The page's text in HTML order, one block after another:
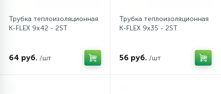
Улитки помп
Шкивы барабана
Трубка теплоизоляционная
K-FLEX 9x42 - 2ST
64 руб. /шт
Трубка теплоизоляционная
K-FLEX 9x35 - 2ST
56 руб. /шт